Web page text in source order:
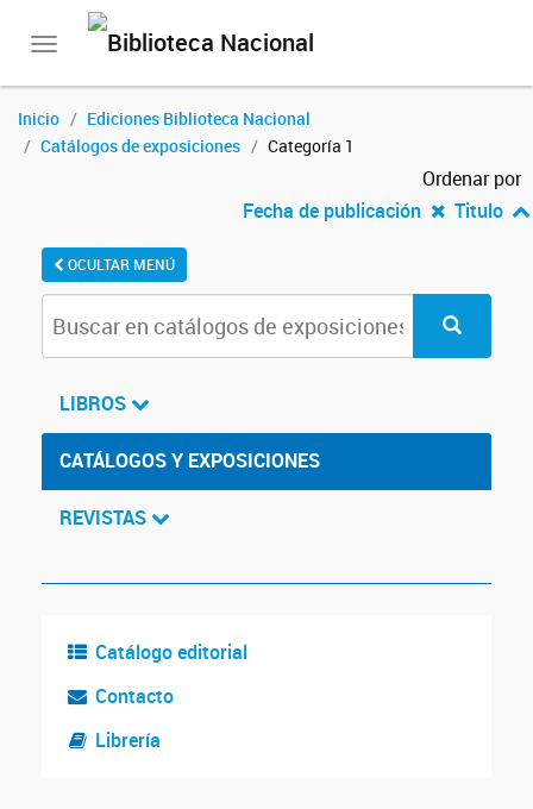
Toggle
Inicio
Ediciones Biblioteca Nacional
Catálogos de exposiciones
Categoría 1
Ordenar por
Fecha de publicación
Titulo
OCULTAR MENÚ
LIBROS
CATÁLOGOS Y EXPOSICIONES
REVISTAS
Catálogo editorial
Contacto
Librería